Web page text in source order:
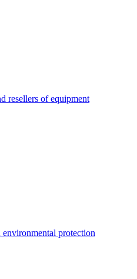
resellers of equipment
protection